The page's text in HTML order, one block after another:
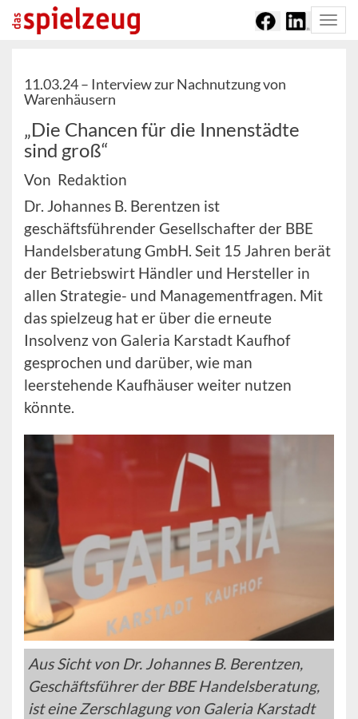
11.03.24 – Interview zur Nachnutzung von
Warenhäusern
„Die Chancen für die Innenstädte
sind groß“
Von Redaktion
Dr. Johannes B. Berentzen ist
geschäftsführender Gesellschafter der BBE
Handelsberatung GmbH. Seit 15 Jahren berät
der Betriebswirt Händler und Hersteller in
allen Strategie- und Managementfragen. Mit
das spielzeug hat er über die erneute
Insolvenz von Galeria Karstadt Kaufhof
gesprochen und darüber, wie man
leerstehende Kaufhäuser weiter nutzen
könnte.
Aus Sicht von Dr. Johannes B. Berentzen,
Geschäftsführer der BBE Handelsberatung,
ist eine Zerschlagung von Galeria Karstadt